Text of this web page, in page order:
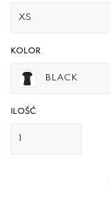
XS
KOLOR
BLACK
ILOŚĆ